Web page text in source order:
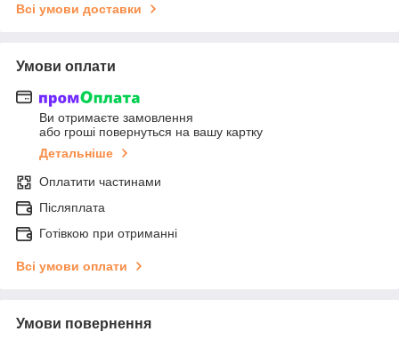
Всі умови доставки
Умови оплати
Ви отримаєте замовлення
або гроші повернуться на вашу картку
Детальніше
Оплатити частинами
Післяплата
Готівкою при отриманні
Всі умови оплати
Умови повернення